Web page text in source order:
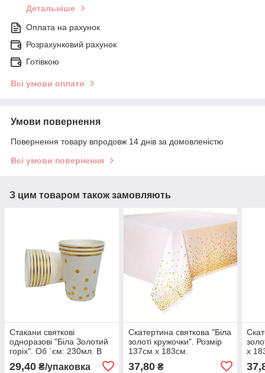
Детальніше
Оплата на рахунок
Розрахунковий рахунок
Готівкою
Всі умови оплати
Умови повернення
Повернення товару впродовж 14 днів за домовленістю
Всі умови повернення
З цим товаром також замовляють
Стакани святкові
одноразові "Бiла Золотий
горiх". Об `єм: 230мл. В
29,40 ₴/упаковка
Скатертина святкова "Бiла
золотi кружочки". Розмір
137см х 183см.
37,80₴
х